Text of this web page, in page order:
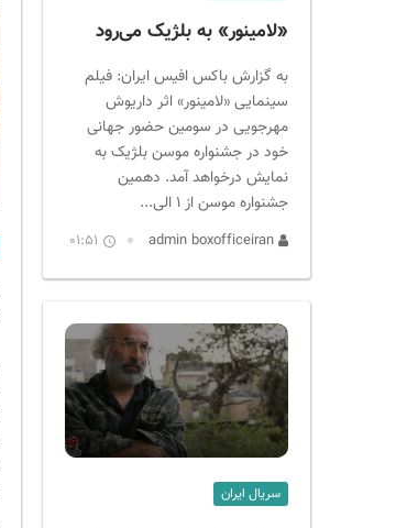
«لامینور» به بلژیک می‌رود
به گزارش باکس افیس ایران: فیلم
سینمایی «لامینور» اثر داریوش
مهرجویی در سومین حضور جهانی
خود در جشنواره موسن بلژیک به
نمایش درخواهد آمد. دهمین
جشنواره موسن از ۱ الی...
01:51
سریال ایران